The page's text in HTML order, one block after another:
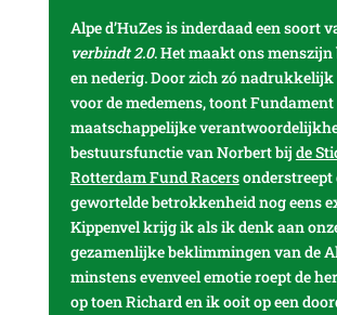
Alpe d’HuZes is inderdaad een soort
verbindt 2.0. Het maakt ons menszijn
en nederig. Door zich zó nadrukkelijk
voor de medemens, toont
maatschappelijke
bestuursfunctie van Norbert bij de
Rotterdam Fund Racersonderstreept
gewortelde betrokkenheid nog eens
Kippenvel krijg ik als ik denk aan
gezamenlijke beklimmingen van de
minstens evenveel emotie roept de
op toen Richard en ik ooit op een